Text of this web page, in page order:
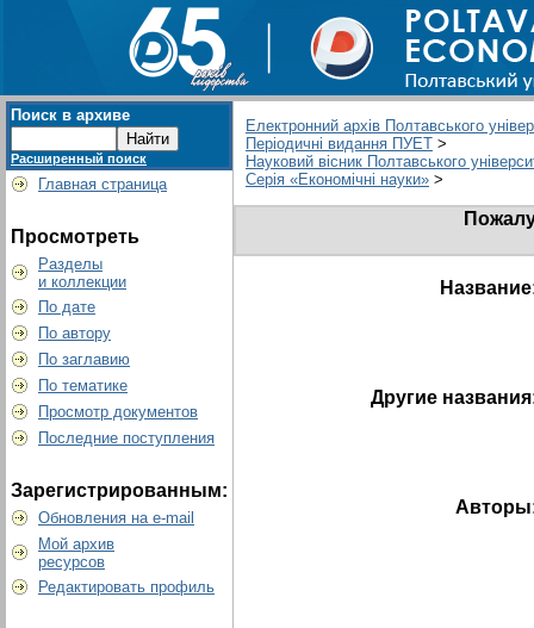
Поиск в архиве
Расширенный поиск
Главная страница
Просмотреть
Разделы
и коллекции
По дате
По автору
По заглавию
По тематике
Просмотр документов
Последние поступления
Зарегистрированным:
Обновления на e-mail
Мой архив
ресурсов
Редактировать профиль
Електронний архів Полтавського
Періодичні видання ПУЕТ >
Науковий вісник Полтавського
Серія «Економічні науки» >
Другие